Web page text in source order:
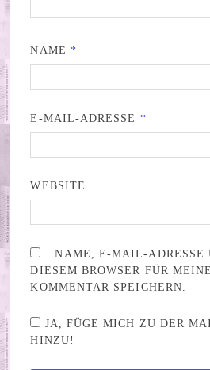
NAME *
E-MAIL-ADRESSE *
WEBSITE
NAME, E-MAIL-ADRESSE
DIESEM BROWSER FÜR
KOMMENTAR SPEICHERN.
JA, FÜGE MICH ZU DER
HINZU!